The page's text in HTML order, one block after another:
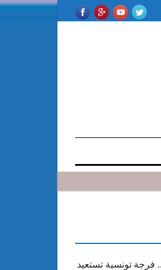
فرجة تونسية تستعيد